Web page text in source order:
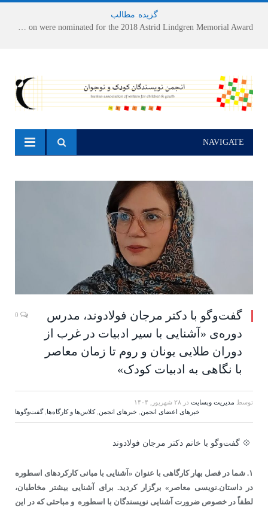
گزیده مطالب
NAVIGATE
گفت‌وگو با دکتر مرجان فولادوند، مدرس
دوره‌ی «آشنایی با سیر ادبیات در غرب از
دوران طلایی یونان و روم تا زمان معاصر
با نگاهی به ادبیات کودک»
توسط مدیریت وبسایت در ۲۸ شهریور, ۱۴۰۴
خبرهای اعضای انجمن, خبرهای انجمن,کلاس‌ها و کارگاه‌ها,گفت‌وگوها
💠 گفت‌و‌گو با خانم دکتر مرجان فولادوند
۱. شما در فصل بهار کارگاهی با عنوان «آشنایی با مبانی کارکردهای اسطوره
در داستان.نویسی معاصر» برگزار کردید. برای آشنایی بیشتر مخاطبان،
لطفاً در خصوص ضرورت آشنایی نویسندگان با اسطوره و مباحثی که در این